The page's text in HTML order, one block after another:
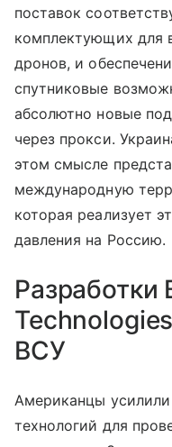
поставок
комплектующих для
дронов, и
спутниковые
абсолютно новые
через прокси.
этом смысле
международную
которая реализует
давления на Россию.
Разработки
ВСУ
Американцы усилили
технологий для